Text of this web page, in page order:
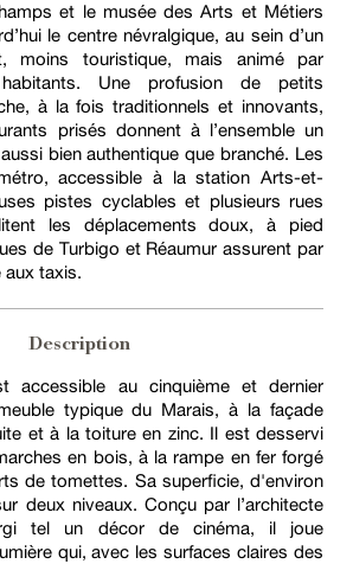
et le musée des Arts et Métiers
le centre névralgique, au sein d’un
moins touristique, mais animé par
Une profusion de petits
à la fois traditionnels et innovants,
prisés donnent à l’ensemble un
bien authentique que branché. Les
accessible à la station Arts-et-
pistes cyclables et plusieurs rues
les déplacements doux, à pied
de Turbigo et Réaumur assurent par
aux taxis.
Description
accessible au cinquième et dernier
typique du Marais, à la façade
et à la toiture en zinc. Il est desservi
en bois, à la rampe en fer forgé
de tomettes. Sa superficie, d'environ
deux niveaux. Conçu par l’architecte
tel un décor de cinéma, il joue
qui, avec les surfaces claires des